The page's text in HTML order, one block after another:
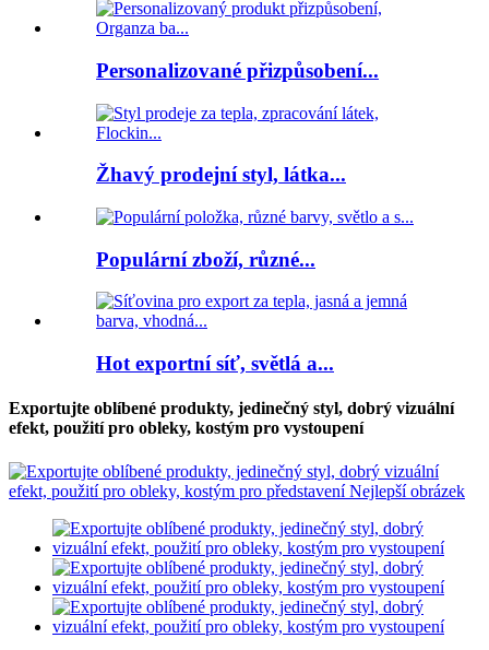
Personalizované přizpůsobení...
Žhavý prodejní styl, látka...
Populární zboží, různé...
Hot exportní síť, světlá a...
Exportujte oblíbené produkty, jedinečný styl, dobrý vizuální
efekt, použití pro obleky, kostým pro vystoupení